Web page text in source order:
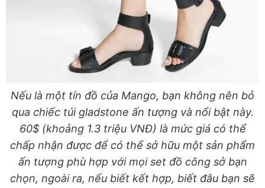
Nếu là một tín đồ của Mango, bạn không nên bỏ
qua chiếc túi gladstone ấn tượng và nổi bật này.
60$ (khoảng 1.3 triệu VNĐ) là mức giá có thể
chấp nhận được để có thể sở hữu một sản phẩm
ấn tượng phù hợp với mọi set đồ công sở bạn
chọn, ngoài ra, nếu biết kết hợp, biết đâu bạn sẽ